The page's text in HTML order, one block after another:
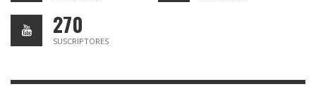
270
SUSCRIPTORES